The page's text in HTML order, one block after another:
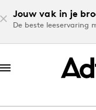
Jouw vak in je
De beste leeservaring